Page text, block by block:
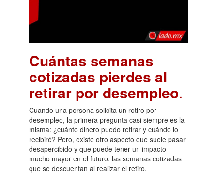
Cuántas semanas
cotizadas pierdes al
retirar por desempleo.
Cuando una persona solicita un retiro por
desempleo, la primera pregunta casi siempre es la
misma: ¿cuánto dinero puedo retirar y cuándo lo
recibiré? Pero, existe otro aspecto que suele pasar
desapercibido y que puede tener un impacto
mucho mayor en el futuro: las semanas cotizadas
que se descuentan al realizar el retiro.